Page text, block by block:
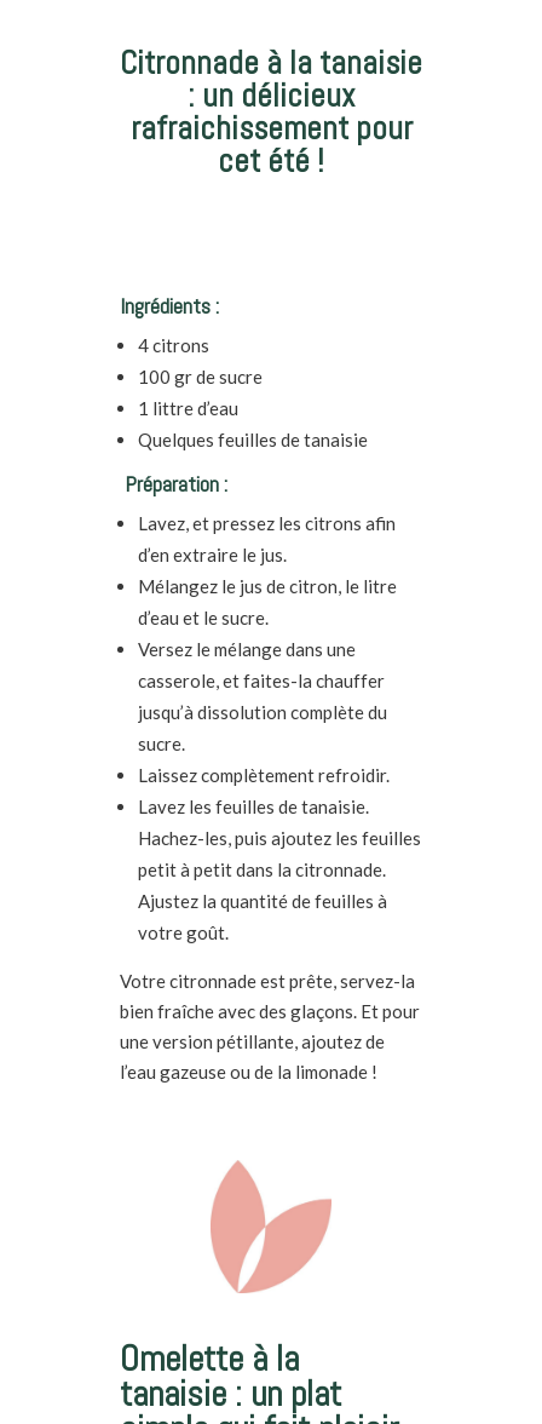
Citronnade à la tanaisie
: un délicieux
rafraichissement pour
cet été !
Ingrédients :
4 citrons
100 gr de sucre
1 littre d’eau
Quelques feuilles de tanaisie
Préparation :
Lavez, et pressez les citrons afin
d’en extraire le jus.
Mélangez le jus de citron, le litre
d’eau et le sucre.
Versez le mélange dans une
casserole, et faites-la chauffer
jusqu’à dissolution complète du
sucre.
Laissez complètement refroidir.
Lavez les feuilles de tanaisie.
Hachez-les, puis ajoutez les feuilles
petit à petit dans la citronnade.
Ajustez la quantité de feuilles à
votre goût.
Votre citronnade est prête, servez-la
bien fraîche avec des glaçons. Et pour
une version pétillante, ajoutez de
l’eau gazeuse ou de la limonade !
Omelette à la
tanaisie : un plat